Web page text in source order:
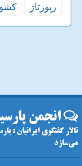
رپورتاژ
انجمن
تالار گفتگوی ایرانیان :
می‌سازد